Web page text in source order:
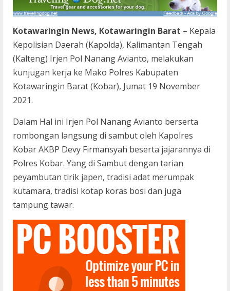
Kotawaringin News, Kotawaringin Barat – Kepala
Kepolisian Daerah (Kapolda), Kalimantan Tengah
(Kalteng) Irjen Pol Nanang Avianto, melakukan
kunjugan kerja ke Mako Polres Kabupaten
Kotawaringin Barat (Kobar), Jumat 19 November
2021.
Dalam Hal ini Irjen Pol Nanang Avianto berserta
rombongan langsung di sambut oleh Kapolres
Kobar AKBP Devy Firmansyah beserta jajarannya di
Polres Kobar. Yang di Sambut dengan tarian
peyambutan tirik japen, tradisi adat merumpak
kutamara, tradisi kotap koras bosi dan juga
tampung tawar.